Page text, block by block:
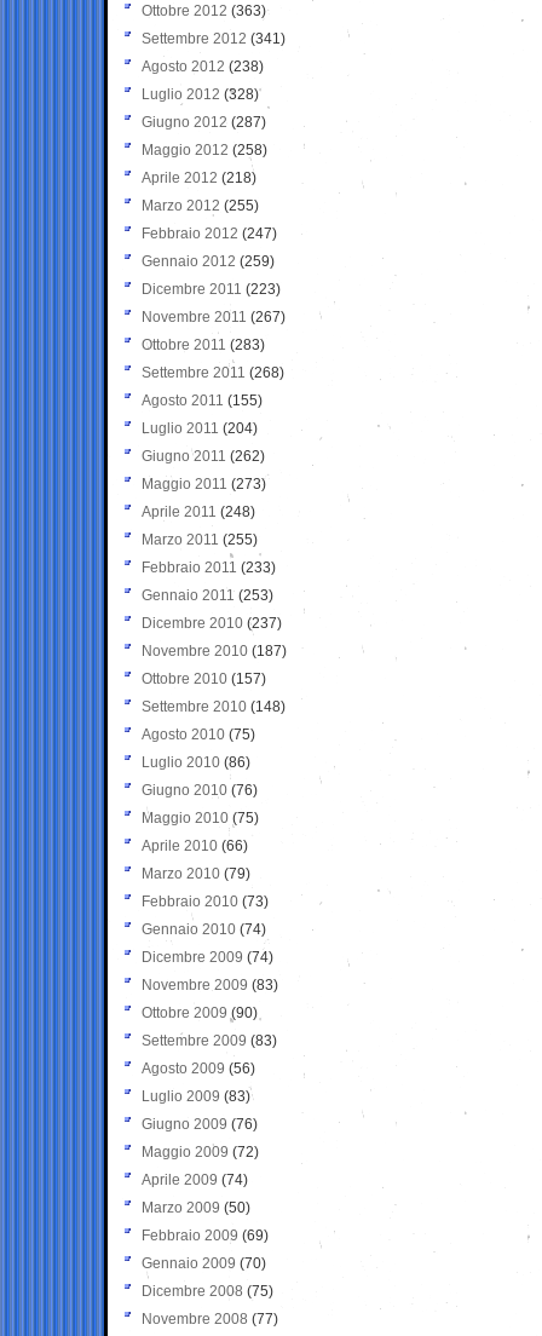
Ottobre 2012 (363)
Settembre 2012 (341)
Agosto 2012 (238)
Luglio 2012 (328)
Giugno 2012 (287)
Maggio 2012 (258)
Aprile 2012 (218)
Marzo 2012 (255)
Febbraio 2012 (247)
Gennaio 2012 (259)
Dicembre 2011 (223)
Novembre 2011 (267)
Ottobre 2011 (283)
Settembre 2011 (268)
Agosto 2011 (155)
Luglio 2011 (204)
Giugno 2011 (262)
Maggio 2011 (273)
Aprile 2011 (248)
Marzo 2011 (255)
Febbraio 2011 (233)
Gennaio 2011 (253)
Dicembre 2010 (237)
Novembre 2010 (187)
Ottobre 2010 (157)
Settembre 2010 (148)
Agosto 2010 (75)
Luglio 2010 (86)
Giugno 2010 (76)
Maggio 2010 (75)
Aprile 2010 (66)
Marzo 2010 (79)
Febbraio 2010 (73)
Gennaio 2010 (74)
Dicembre 2009 (74)
Novembre 2009 (83)
Ottobre 2009 (90)
Settembre 2009 (83)
Agosto 2009 (56)
Luglio 2009 (83)
Giugno 2009 (76)
Maggio 2009 (72)
Aprile 2009 (74)
Marzo 2009 (50)
Febbraio 2009 (69)
Gennaio 2009 (70)
Dicembre 2008 (75)
Novembre 2008 (77)